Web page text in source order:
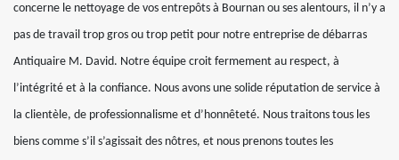
concerne le nettoyage de vos entrepôts à Bournan ou ses alentours, il n’y a
pas de travail trop gros ou trop petit pour notre entreprise de débarras
Antiquaire M. David. Notre équipe croit fermement au respect, à
l’intégrité et à la confiance. Nous avons une solide réputation de service à
la clientèle, de professionnalisme et d’honnêteté. Nous traitons tous les
biens comme s’il s’agissait des nôtres, et nous prenons toutes les